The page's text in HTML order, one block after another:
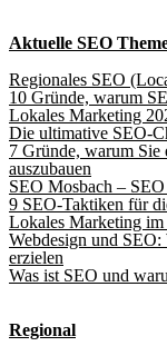
Aktuelle SEO
Regionales SEO
10 Gründe, warum
Lokales Marketing
Die ultimative SEO-
7 Gründe, warum Sie
auszubauen
SEO Mosbach –
9 SEO-Taktiken für
Lokales Marketing
Webdesign und
erzielen
Was ist SEO und
Regional